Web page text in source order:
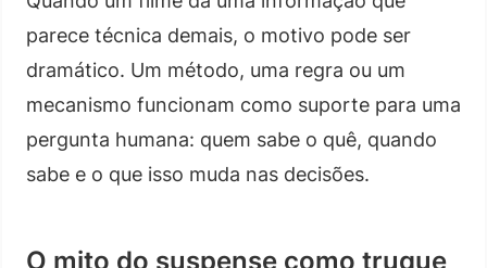
parece técnica demais, o motivo pode ser
dramático. Um método, uma regra ou um
mecanismo funcionam como suporte para uma
pergunta humana: quem sabe o quê, quando
sabe e o que isso muda nas decisões.
O mito do suspense como truque